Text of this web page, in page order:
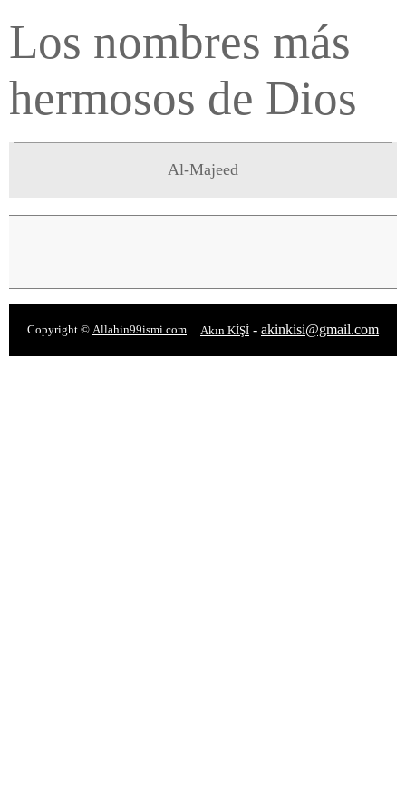
Los nombres más
hermosos de Dios
Al-Majeed
Copyright © Allahin99ismi.com Akın KİŞİ - akinkisi@gmail.com